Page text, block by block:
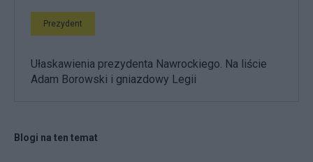
Prezydent
Ułaskawienia prezydenta Nawrockiego. Na liście
Adam Borowski i gniazdowy Legii
Blogi na ten temat